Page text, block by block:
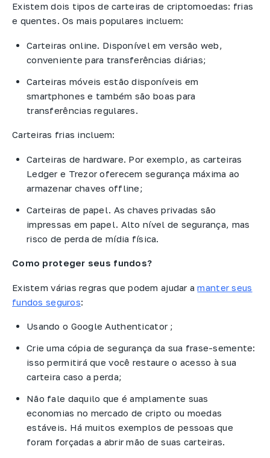
Existem dois tipos de carteiras de criptomoedas: frias
e quentes. Os mais populares incluem:
Carteiras online. Disponível em versão web,
conveniente para transferências diárias;
Carteiras móveis estão disponíveis em
smartphones e também são boas para
transferências regulares.
Carteiras frias incluem:
Carteiras de hardware. Por exemplo, as carteiras
Ledger e Trezor oferecem segurança máxima ao
armazenar chaves offline;
Carteiras de papel. As chaves privadas são
impressas em papel. Alto nível de segurança, mas
risco de perda de mídia física.
Como proteger seus fundos?
Existem várias regras que podem ajudar amanter seus
fundos seguros:
Usando o Google Authenticator ;
Crie uma cópia de segurança da sua frase-semente:
isso permitirá que você restaure o acesso à sua
carteira caso a perda;
Não fale daquilo que é amplamente suas
economias no mercado de cripto ou moedas
estáveis. Há muitos exemplos de pessoas que
foram forçadas a abrir mão de suas carteiras.